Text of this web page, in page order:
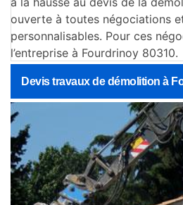
ouverte à toutes négociations
personnalisables. Pour ces
l’entreprise à Fourdrinoy 80310.
Devis travaux de démolition à